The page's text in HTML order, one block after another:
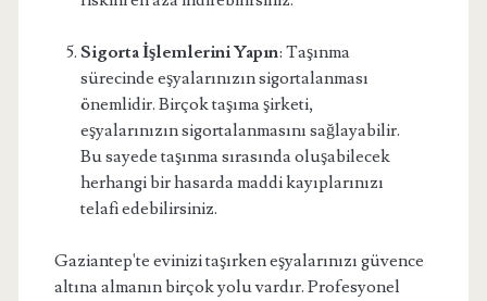
Sigorta İşlemlerini Yapın: Taşınma
sürecinde eşyalarınızın sigortalanması
önemlidir. Birçok taşıma şirketi,
eşyalarınızın sigortalanmasını sağlayabilir.
Bu sayede taşınma sırasında oluşabilecek
herhangi bir hasarda maddi kayıplarınızı
telafi edebilirsiniz.
Gaziantep'te evinizi taşırken eşyalarınızı güvence
altına almanın birçok yolu vardır. Profesyonel